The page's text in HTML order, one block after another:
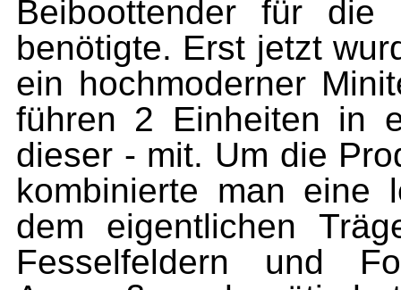
Beiboottender für die
benötigte. Erst jetzt
ein hochmoderner
führen 2 Einheiten in
dieser - mit. Um die
kombinierte man eine
dem eigentlichen
Fesselfeldern und